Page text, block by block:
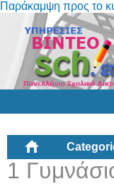
Παράκαμψη προς το
1